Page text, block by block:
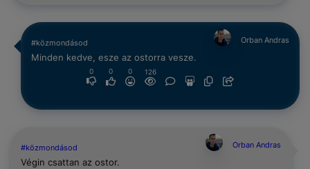
#közmondásod Orban Andras
Minden kedve, esze az ostorra vesze.
0 0 0 126
#közmondásod Orban Andras
Végin csattan az ostor.